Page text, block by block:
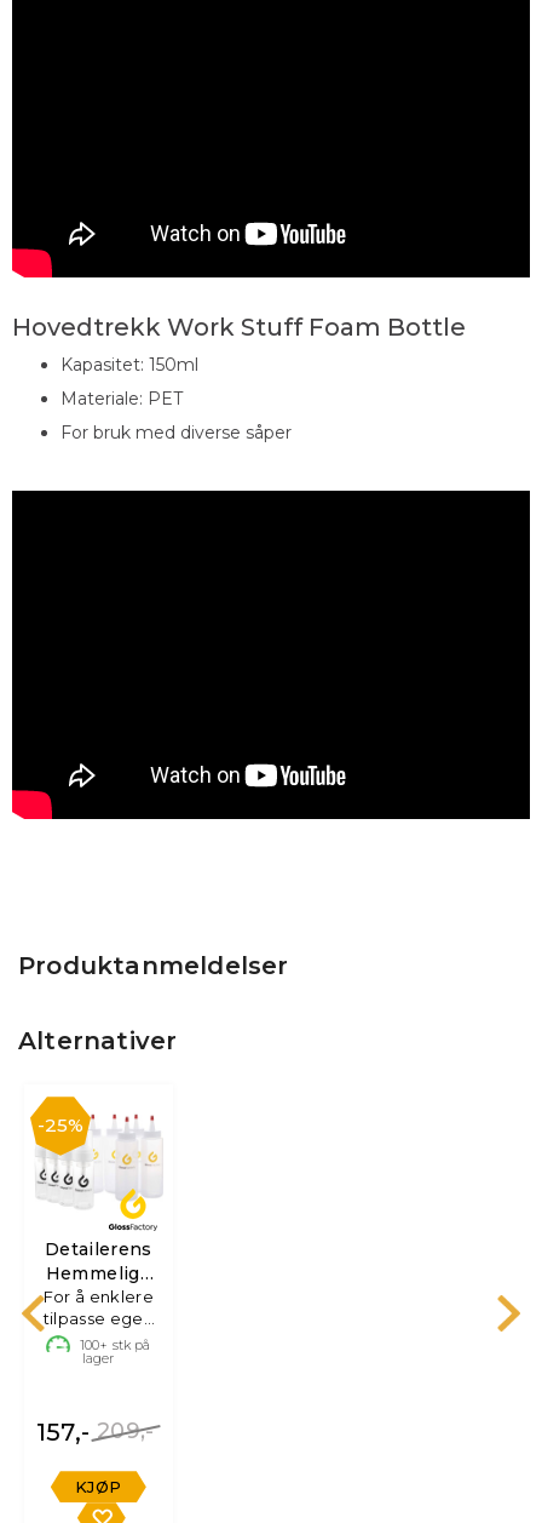
Produktanmeldelser
Alternativer
25%
Detailerens
Hemmelige
Flaskepakke
For å enklere
tilpasse egen
Detailing
100+ stk på
lager
209,-
157,-
KJØP
Hovedtrekk Work Stuff Foam Bottle
Kapasitet: 150ml
Materiale: PET
For bruk med diverse såper